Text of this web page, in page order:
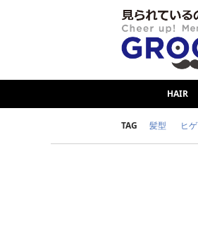
HAIR
TAG 髪型 ヒゲ